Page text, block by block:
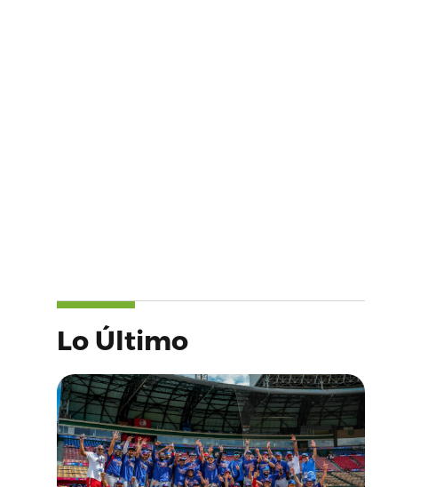
Lo Último